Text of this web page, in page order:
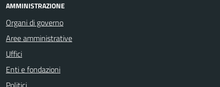
AMMINISTRAZIONE
Organi di governo
Aree amministrative
Uffici
Enti e fondazioni